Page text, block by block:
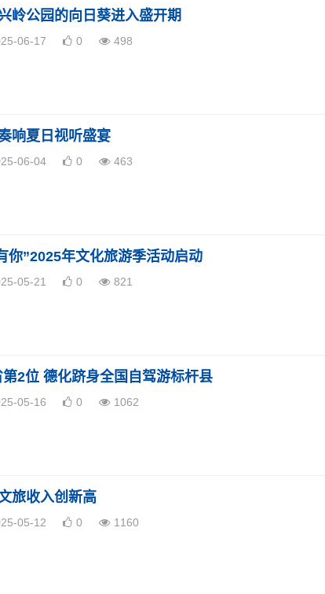
岭公园的向日葵进入盛开期
06-17 0 498
响夏日视听盛宴
06-04 0 463
你”2025年文化旅游季活动启动
05-21 0 821
2位 德化跻身全国自驾游标杆县
05-16 0 1062
旅收入创新高
05-12 0 1160